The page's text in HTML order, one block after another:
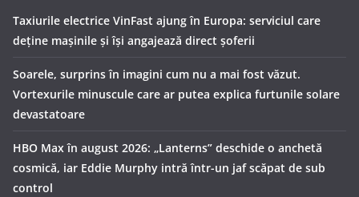
Taxiurile electrice VinFast ajung în Europa: serviciul care
deține mașinile și își angajează direct șoferii
Soarele, surprins în imagini cum nu a mai fost văzut.
Vortexurile minuscule care ar putea explica furtunile solare
devastatoare
HBO Max în august 2026: „Lanterns” deschide o anchetă
cosmică, iar Eddie Murphy intră într-un jaf scăpat de sub
control